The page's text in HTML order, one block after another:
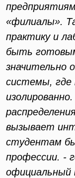
«филиалы».
практику и
быть
значительно
системы,
вызывает
студентам
профессии. -
официальный